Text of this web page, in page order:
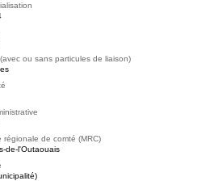
ou sans particules de liaison)
régionale de comté (MRC)
de-l'Outaouais